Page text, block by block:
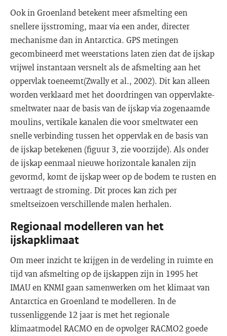
Ook in Groenland betekent meer afsmelting een
snellere ijsstroming, maar via een ander, directer
mechanisme dan in Antarctica. GPS metingen
gecombineerd met weerstations laten zien dat de ijskap
vrijwel instantaan versnelt als de afsmelting aan het
oppervlak toeneemt(Zwally et al., 2002). Dit kan alleen
worden verklaard met het doordringen van oppervlakte-
smeltwater naar de basis van de ijskap via zogenaamde
moulins, vertikale kanalen die voor smeltwater een
snelle verbinding tussen het oppervlak en de basis van
de ijskap betekenen (figuur 3, zie voorzijde). Als onder
de ijskap eenmaal nieuwe horizontale kanalen zijn
gevormd, komt de ijskap weer op de bodem te rusten en
vertraagt de stroming. Dit proces kan zich per
smeltseizoen verschillende malen herhalen.
Regionaal modelleren van het
ijskapklimaat
Om meer inzicht te krijgen in de verdeling in ruimte en
tijd van afsmelting op de ijskappen zijn in 1995 het
IMAU en KNMI gaan samenwerken om het klimaat van
Antarctica en Groenland te modelleren. In de
tussenliggende 12 jaar is met het regionale
klimaatmodel RACMO en de opvolger RACMO2 goede